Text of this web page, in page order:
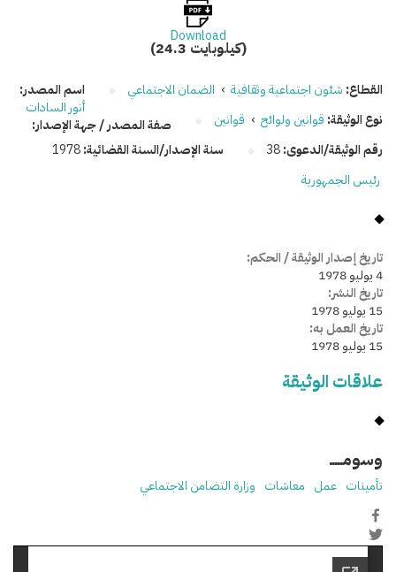
Download
(24.3 كيلوبايت)
القطاع: شئون اجتماعية وثقافية › الضمان الاجتماعي
نوع الوثيقة: قوانين ولوائح › قوانين
رقم الوثيقة/الدعوى:38 سنة الإصدار/السنة القضائية:1978
اسم المصدر:
أنور السادات
صفة المصدر / جهة الإصدار:
رئيس الجمهورية
تاريخ إصدار الوثيقة / الحكم:
4 يوليو 1978
تاريخ النشر:
15 يوليو 1978
تاريخ العمل به:
15 يوليو 1978
علاقات الوثيقة
وسومـــــ
تأمينات عمل معاشات وزارة التضامن الاجتماعي